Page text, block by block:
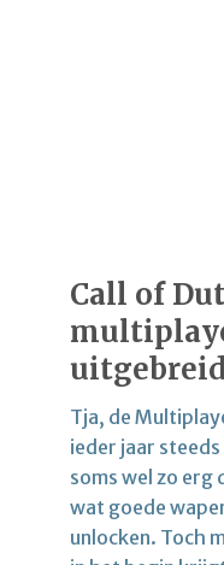
Call of
Tja, de
ieder jaar
soms wel zo erg
wat goede
unlocken. Toch